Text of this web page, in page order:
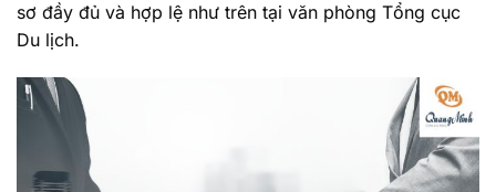
sơ đầy đủ và hợp lệ như trên tại văn phòng Tổng cục
Du lịch.